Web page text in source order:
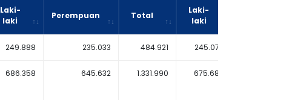
Laki-
laki
Perempuan Total
Laki-
laki
249.888 235.033 484.921 245.079
686.358 645.632 1.331.990 675.684